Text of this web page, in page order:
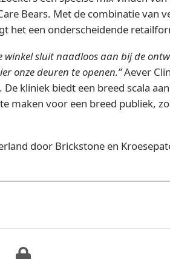
Bears. Met de combinatie van
het een onderscheidende
winkel sluit naadloos aan bij de
onze deuren te openen.”Aever
kliniek biedt een breed scala
maken voor een breed publiek,
door Brickstone en